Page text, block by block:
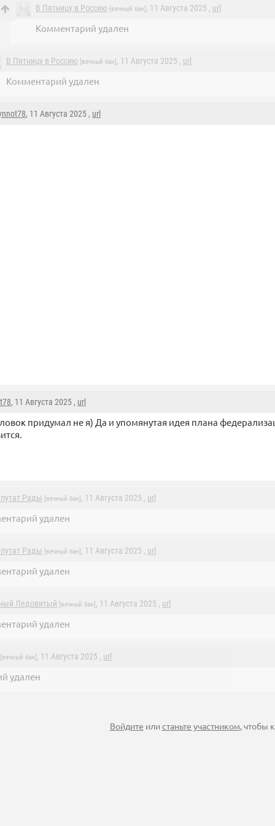
В Пятницу в Россию [вечный бан] , 11 Августа 2025 , url
Комментарий удален
В Пятницу в Россию [вечный бан] , 11 Августа 2025 , url
Комментарий удален
, 11 Августа 2025 , url
, 11 Августа 2025 , url
придумал не я) Да и упомянутая идея плана
Рады [вечный бан] , 11 Августа 2025 , url
удален
Рады [вечный бан] , 11 Августа 2025 , url
удален
Ледовитый [вечный бан] , 11 Августа 2025 , url
удален
бан] , 11 Августа 2025 , url
удален
Войдите илистаньте участником, чтобы